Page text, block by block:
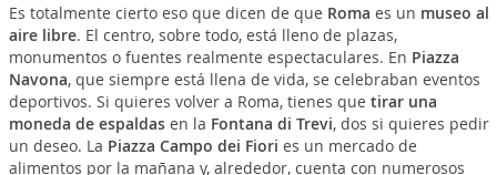
Es totalmente cierto eso que dicen de que Roma es un museo al
aire libre. El centro, sobre todo, está lleno de plazas,
monumentos o fuentes realmente espectaculares. En Piazza
Navona, que siempre está llena de vida, se celebraban eventos
deportivos. Si quieres volver a Roma, tienes que tirar una
moneda de espaldasen la Fontana di Trevi, dos si quieres pedir
un deseo. La Piazza Campo dei Fiori es un mercado de
alimentos por la mañana y, alrededor, cuenta con numerosos